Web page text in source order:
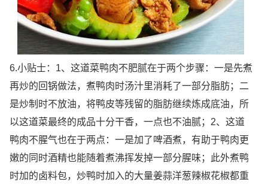
6.小贴士：1、这道菜鸭肉不肥腻在于两个步骤：一是先煮
再炒的回锅做法，煮鸭肉时汤汁里消耗了一部分脂肪；二
是炒制时不放油，将鸭皮等残留的脂肪继续炼成底油，所
以这道菜最终的成品十分干香，一点也不油腻；2、这道
鸭肉不腥气也在于两点：一是加了啤酒煮，有助于鸭肉更
嫩的同时酒精也能随着煮沸挥发掉一部分腥味；此外煮鸭
时加的卤料包，炒鸭时加入的大量姜蒜洋葱辣椒花椒都重